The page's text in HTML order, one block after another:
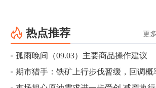
更
热点推荐
孤雨晚间（09.03）主要商品操作建议